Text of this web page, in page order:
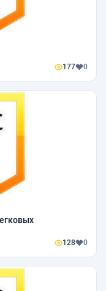
177 0
128 0